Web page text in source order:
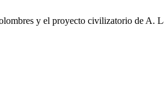
y el proyecto civilizatorio de A.